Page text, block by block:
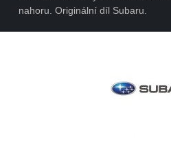
nahoru. Originální díl Subaru.